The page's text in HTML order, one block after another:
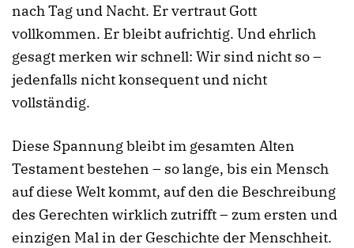
nach Tag und Nacht. Er vertraut Gott
vollkommen. Er bleibt aufrichtig. Und ehrlich
gesagt merken wir schnell: Wir sind nicht so –
jedenfalls nicht konsequent und nicht
vollständig.
Diese Spannung bleibt im gesamten Alten
Testament bestehen – so lange, bis ein Mensch
auf diese Welt kommt, auf den die Beschreibung
des Gerechten wirklich zutrifft – zum ersten und
einzigen Mal in der Geschichte der Menschheit.